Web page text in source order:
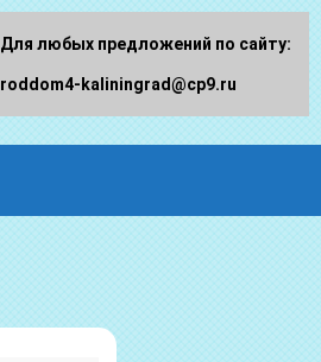
Для любых предложений по сайту:
roddom4-kaliningrad@cp9.ru